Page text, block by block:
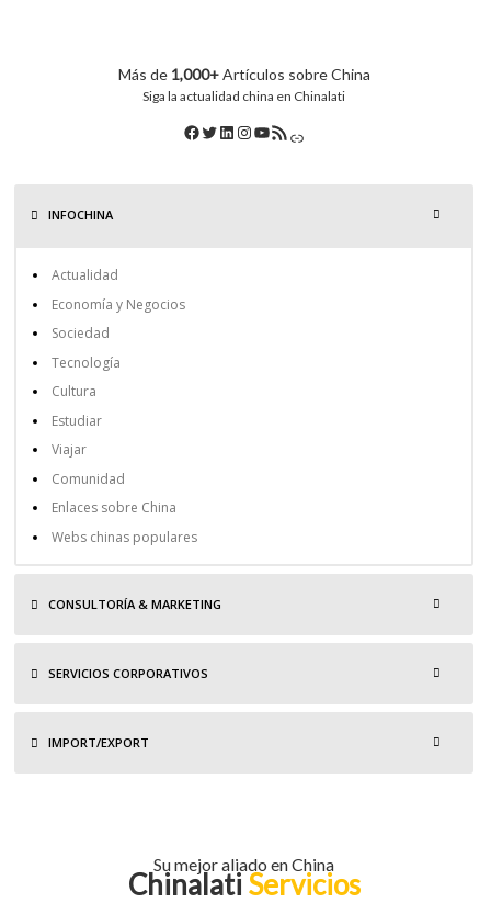
Más de 1,000+Artículos sobre China
Siga la actualidad china en Chinalati
INFOCHINA
Actualidad
Economía y Negocios
Sociedad
Tecnología
Cultura
Estudiar
Viajar
Comunidad
Enlaces sobre China
Webs chinas populares
CONSULTORÍA & MARKETING
SERVICIOS CORPORATIVOS
IMPORT/EXPORT
Su mejor aliado en China
Chinalati Servicios